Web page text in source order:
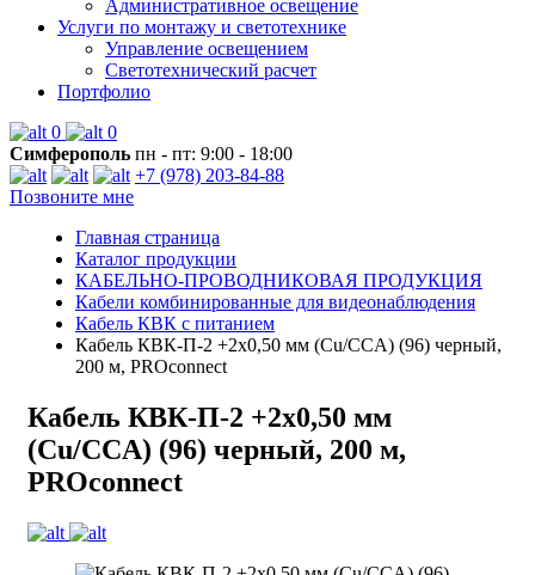
Административное освещение
Услуги по монтажу и светотехнике
Управление освещением
Светотехнический расчет
Портфолио
0
0
Симферополь пн - пт: 9:00 - 18:00
+7 (978) 203-84-88
Позвоните мне
Главная страница
Каталог продукции
КАБЕЛЬНО-ПРОВОДНИКОВАЯ ПРОДУКЦИЯ
Кабели комбинированные для видеонаблюдения
Кабель КВК с питанием
Кабель КВК-П-2 +2x0,50 мм (Cu/CCA) (96) черный,
200 м, PROconnect
Кабель КВК-П-2 +2x0,50 мм
(Cu/CCA) (96) черный, 200 м,
PROconnect